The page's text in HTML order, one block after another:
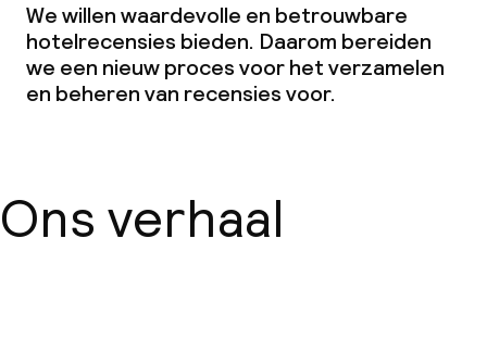
We willen waardevolle en betrouwbare
hotelrecensies bieden. Daarom bereiden
we een nieuw proces voor het verzamelen
en beheren van recensies voor.
Ons verhaal